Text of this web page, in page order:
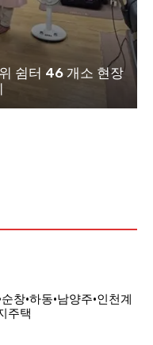
쉼터 46 개소 현장
창·하동·남양주·인천계
주택